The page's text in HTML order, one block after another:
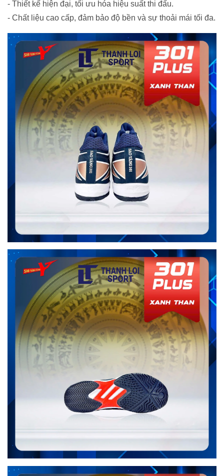
- Thiết kế hiện đại, tối ưu hóa hiệu suất thi đấu.
- Chất liệu cao cấp, đảm bảo độ bền và sự thoải mái tối đa.